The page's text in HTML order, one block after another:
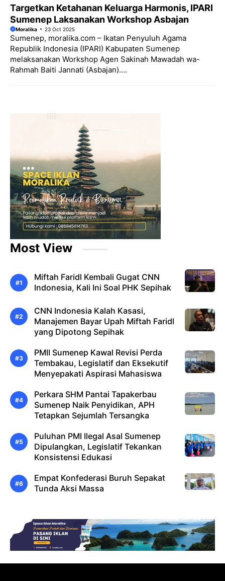
Targetkan Ketahanan Keluarga Harmonis, IPARI
Sumenep Laksanakan Workshop Asbajan
Moralika 23 Oct 2025
Sumenep, moralika.com – Ikatan Penyuluh Agama
Republik Indonesia (IPARI) Kabupaten Sumenep
melaksanakan Workshop Agen Sakinah Mawadah wa-
Rahmah Baiti Jannati (Asbajan)....
Most View
Miftah Faridl Kembali Gugat CNN
Indonesia, Kali Ini Soal PHK Sepihak
CNN Indonesia Kalah Kasasi,
Manajemen Bayar Upah Miftah Faridl
yang Dipotong Sepihak
PMII Sumenep Kawal Revisi Perda
Tembakau, Legislatif dan Eksekutif
Menyepakati Aspirasi Mahasiswa
Perkara SHM Pantai Tapakerbau
Sumenep Naik Penyidikan, APH
Tetapkan Sejumlah Tersangka
Puluhan PMI Ilegal Asal Sumenep
Dipulangkan, Legislatif Tekankan
Konsistensi Edukasi
Empat Konfederasi Buruh Sepakat
Tunda Aksi Massa